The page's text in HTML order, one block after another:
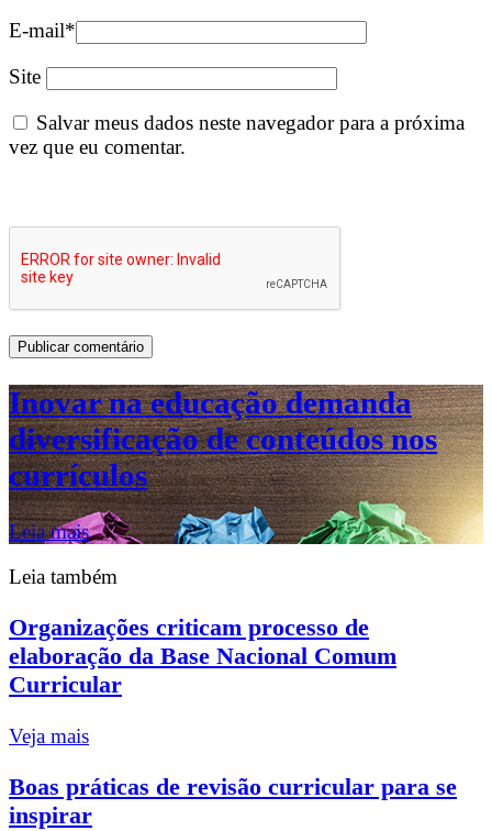
E-mail*
Site
Salvar meus dados neste navegador para a próxima
vez que eu comentar.
Inovar na educação demanda
diversificação de conteúdos nos
currículos
Leia mais
Leia também
Organizações criticam processo de
elaboração da Base Nacional Comum
Curricular
Veja mais
Boas práticas de revisão curricular para se
inspirar